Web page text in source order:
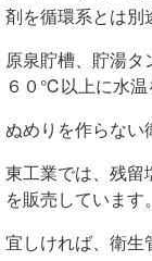
剤を循環系とは別
原泉貯槽、貯湯
６０℃以上に水温
ぬめりを作らない
東工業では、残留
を販売しています。
宜しければ、衛生